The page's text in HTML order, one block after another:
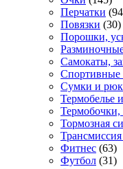
Перчатки
Повязки (30)
Порошки,
Самокаты,
Сумки и
Термобелье
Термобочки,
Тормозная
Фитнес (63)
Футбол (31)